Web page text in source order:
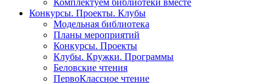
Конкурсы. Проекты. Клубы
Модельная библиотека
Планы мероприятий
Конкурсы. Проекты
Клубы. Кружки. Программы
Беловские чтения
ПервоКлассное чтение